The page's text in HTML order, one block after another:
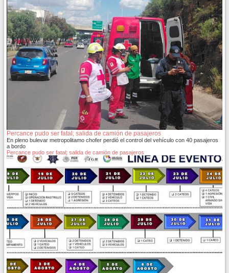
Percance pudo ser fatal; salida de camión de pasajeros
En pleno bulevar metropolitamo chofer perdió el control del vehículo con 40 pasajeros
a bordo
Percance pudo ser fatal; salida de camión de pasajeros